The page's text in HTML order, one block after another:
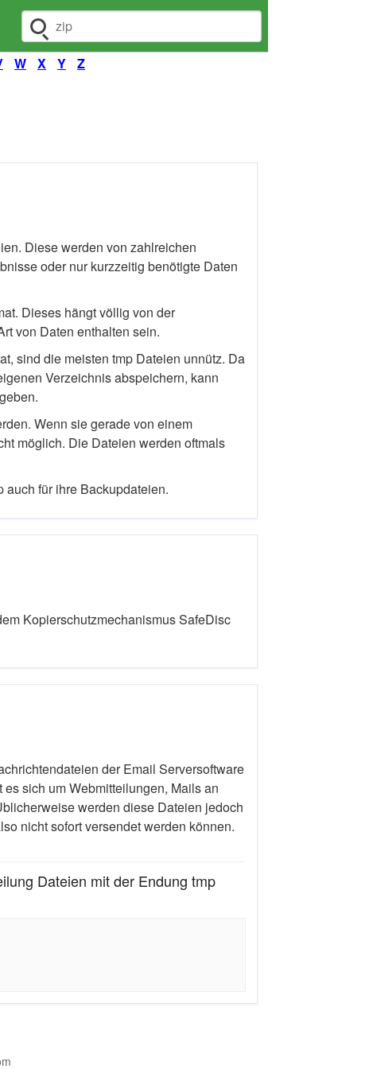
Dateiendung suchen
W X Y Z
Diese werden von zahlreichen
oder nur kurzzeitig benötigte Daten
Dieses hängt völlig von der
von Daten enthalten sein.
sind die meisten tmp Dateien unnütz. Da
Verzeichnis abspeichern, kann
Wenn sie gerade von einem
möglich. Die Dateien werden oftmals
für ihre Backupdateien.
Kopierschutzmechanismus SafeDisc
der Email Serversoftware
sich um Webmitteilungen, Mails an
werden diese Dateien jedoch
nicht sofort versendet werden können.
Dateien mit der Endung tmp